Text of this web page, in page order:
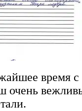
время
очень